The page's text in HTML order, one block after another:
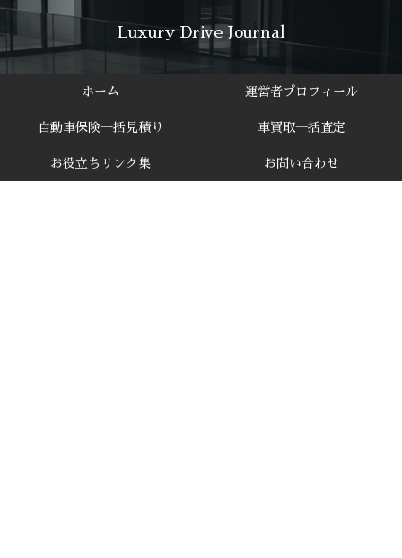
Luxury Drive Journal
ホーム 運営者プロフィール
自動車保険一括見積り 車買取一括査定
お役立ちリンク集 お問い合わせ